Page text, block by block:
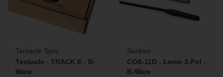
Tentacle Sync
Tentacle - TRACK E - B-
Ware
Sanken
COS-11D - Lemo 3-Pol -
B-Ware